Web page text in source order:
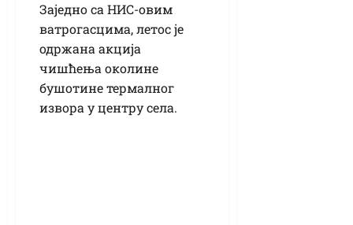
Заједно са НИС-овим
ватрогасцима, летос је
одржана акција
чишћења околине
бушотине термалног
извора у центру села.